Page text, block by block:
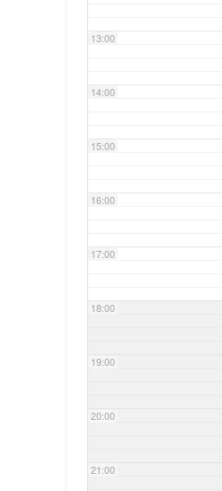
13:00
14:00
15:00
16:00
17:00
18:00
19:00
20:00
21:00